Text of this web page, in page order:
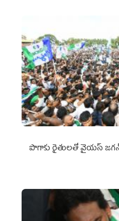
పొగాకు రైతుల‌తో వైయ‌స్